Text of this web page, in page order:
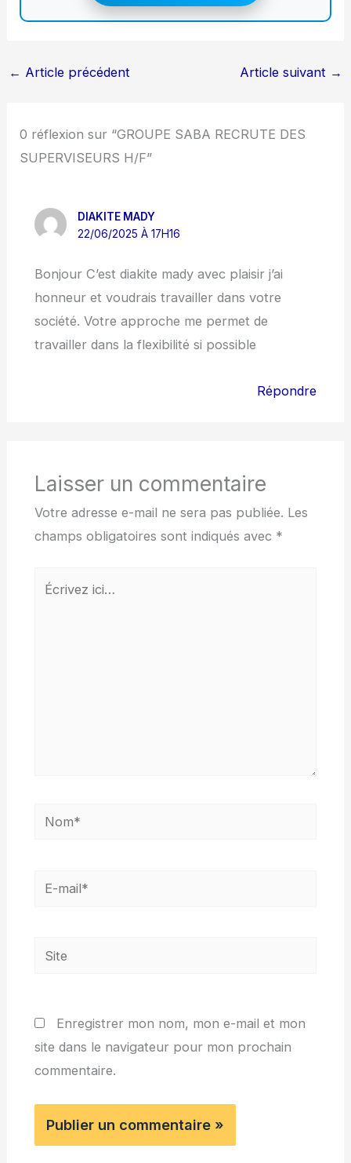
← Article précédent Article suivant →
0 réflexion sur “GROUPE SABA RECRUTE DES
SUPERVISEURS H/F”
DIAKITE MADY
22/06/2025 À 17H16
Bonjour C’est diakite mady avec plaisir j’ai
honneur et voudrais travailler dans votre
société. Votre approche me permet de
travailler dans la flexibilité si possible
Répondre
Laisser un commentaire
Votre adresse e-mail ne sera pas publiée. Les
champs obligatoires sont indiqués avec *
Écrivez
Nom*
E-
Site
Enregistrer mon nom, mon e-mail et mon
site dans le navigateur pour mon prochain
commentaire.